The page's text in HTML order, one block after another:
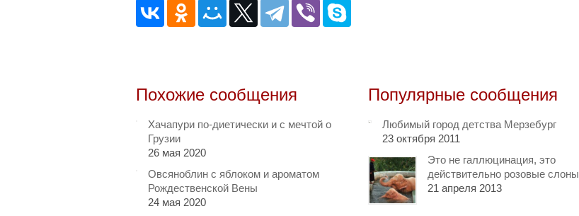
Похожие сообщения
Хачапури по-диетически и с мечтой о
Грузии
26 мая 2020
Овсяноблин с яблоком и ароматом
Рождественской Вены
24 мая 2020
Популярные сообщения
Любимый город детства Мерзебург
23 октября 2011
Это не галлюцинация, это
действительно розовые слоны
21 апреля 2013